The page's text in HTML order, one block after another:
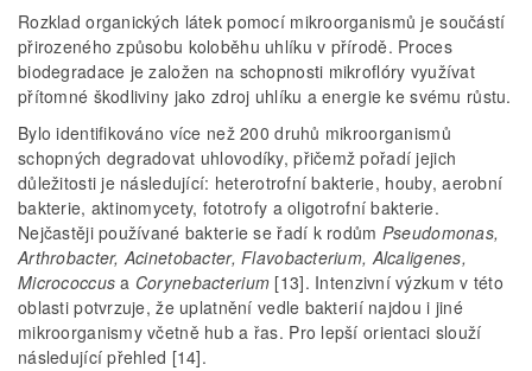
Rozklad organických látek pomocí mikroorganismů je součástí
přirozeného způsobu koloběhu uhlíku v přírodě. Proces
biodegradace je založen na schopnosti mikroflóry využívat
přítomné škodliviny jako zdroj uhlíku a energie ke svému růstu.
Bylo identifikováno více než 200 druhů mikroorganismů
schopných degradovat uhlovodíky, přičemž pořadí jejich
důležitosti je následující: heterotrofní bakterie, houby, aerobní
bakterie, aktinomycety, fototrofy a oligotrofní bakterie.
Nejčastěji používané bakterie se řadí k rodům Pseudomonas,
Arthrobacter, Acinetobacter, Flavobacterium, Alcaligenes,
Micrococcusa Corynebacterium [13]. Intenzivní výzkum v této
oblasti potvrzuje, že uplatnění vedle bakterií najdou i jiné
mikroorganismy včetně hub a řas. Pro lepší orientaci slouží
následující přehled [14].